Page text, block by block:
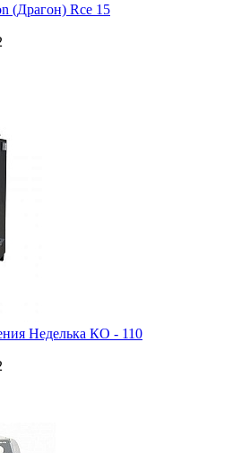
(Драгон) Rce 15
Неделька КО - 110